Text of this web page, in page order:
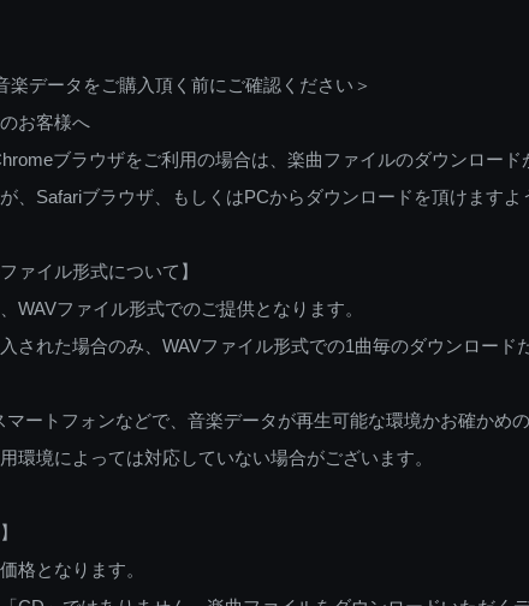
データをご購入頂く前にご確認ください＞
お客様へ
ブラウザをご利用の場合は、楽曲ファイルのダウンロード
、Safariブラウザ、もしくはPCからダウンロードを頂けますよ
ァイル形式について】
WAVファイル形式でのご提供となります。
された場合のみ、WAVファイル形式での1曲毎のダウンロード
ートフォンなどで、音楽データが再生可能な環境かお確かめ
環境によっては対応していない場合がございます。
格となります。